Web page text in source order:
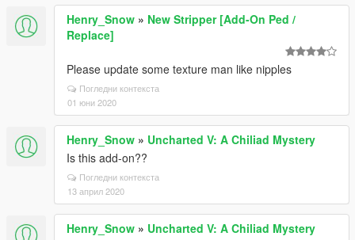
Henry_Snow » New Stripper [Add-On Ped /
Replace]
Please update some texture man like nipples
Погледни контекста
01 юни 2020
Henry_Snow » Uncharted V: A Chiliad Mystery
Is this add-on??
Погледни контекста
13 април 2020
Henry_Snow » Uncharted V: A Chiliad Mystery